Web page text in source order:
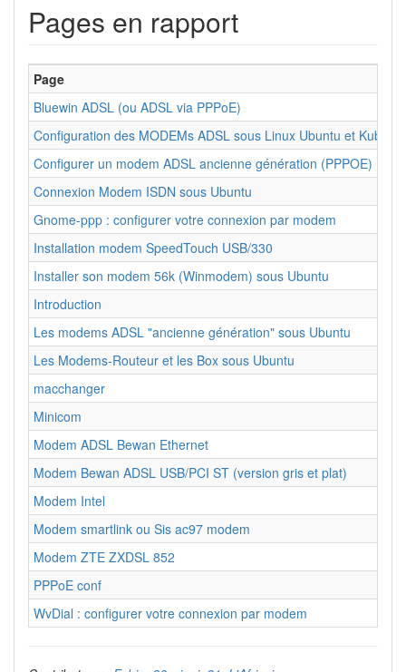
Pages en rapport
Page
Bluewin ADSL (ou ADSL via PPPoE)
Configuration des MODEMs ADSL sous Linux Ubuntu et Kubuntu
Configurer un modem ADSL ancienne génération (PPPOE)
Connexion Modem ISDN sous Ubuntu
Gnome-ppp : configurer votre connexion par modem
Installation modem SpeedTouch USB/330
Installer son modem 56k (Winmodem) sous Ubuntu
Introduction
Les modems ADSL "ancienne génération" sous Ubuntu
Les Modems-Routeur et les Box sous Ubuntu
macchanger
Minicom
Modem ADSL Bewan Ethernet
Modem Bewan ADSL USB/PCI ST (version gris et plat)
Modem Intel
Modem smartlink ou Sis ac97 modem
Modem ZTE ZXDSL 852
PPPoE conf
WvDial : configurer votre connexion par modem